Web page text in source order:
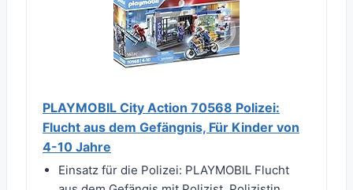
PLAYMOBIL City Action 70568 Polizei:
Flucht aus dem Gefängnis, Für Kinder von
4-10 Jahre
Einsatz für die Polizei: PLAYMOBIL Flucht